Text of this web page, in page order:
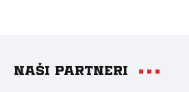
Naši partneri